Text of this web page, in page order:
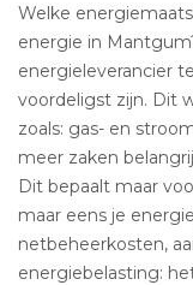
Welke
energie in
energieleverancier
voordeligst zijn. Dit
zoals: gas- en
meer zaken
Dit bepaalt maar
maar eens je
netbeheerkosten,
energiebelasting: